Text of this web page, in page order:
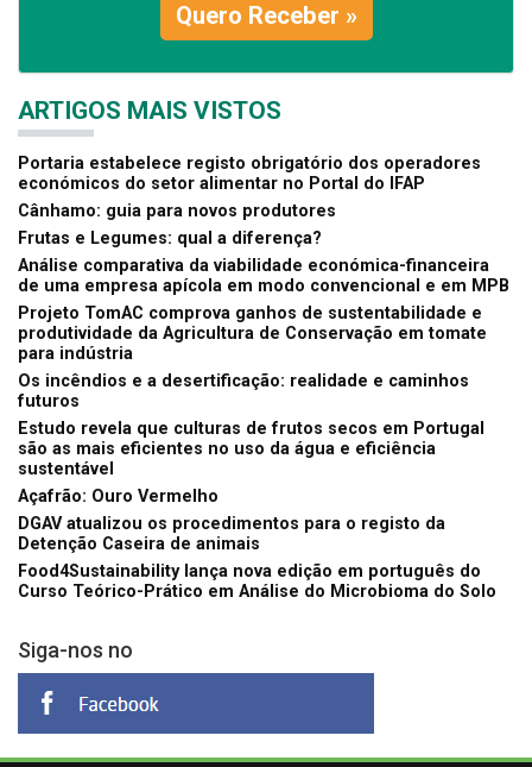
Quero Receber »
ARTIGOS MAIS VISTOS
Portaria estabelece registo obrigatório dos operadores
económicos do setor alimentar no Portal do IFAP
Cânhamo: guia para novos produtores
Frutas e Legumes: qual a diferença?
Análise comparativa da viabilidade económica-financeira
de uma empresa apícola em modo convencional e em MPB
Projeto TomAC comprova ganhos de sustentabilidade e
produtividade da Agricultura de Conservação em tomate
para indústria
Os incêndios e a desertificação: realidade e caminhos
futuros
Estudo revela que culturas de frutos secos em Portugal
são as mais eficientes no uso da água e eficiência
sustentável
Açafrão: Ouro Vermelho
DGAV atualizou os procedimentos para o registo da
Detenção Caseira de animais
Food4Sustainability lança nova edição em português do
Curso Teórico-Prático em Análise do Microbioma do Solo
Siga-nos no